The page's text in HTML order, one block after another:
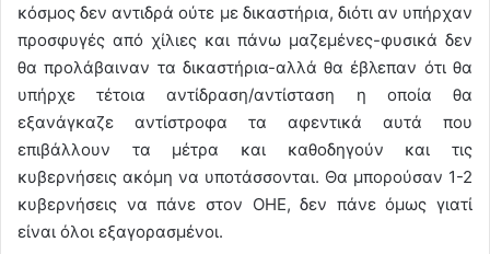
κόσμος δεν αντιδρά ούτε με δικαστήρια, διότι αν υπήρχαν
προσφυγές από χίλιες και πάνω μαζεμένες-φυσικά δεν
θα προλάβαιναν τα δικαστήρια-αλλά θα έβλεπαν ότι θα
υπήρχε τέτοια αντίδραση/αντίσταση η οποία θα
εξανάγκαζε αντίστροφα τα αφεντικά αυτά που
επιβάλλουν τα μέτρα και καθοδηγούν και τις
κυβερνήσεις ακόμη να υποτάσσονται. Θα μπορούσαν 1-2
κυβερνήσεις να πάνε στον ΟΗΕ, δεν πάνε όμως γιατί
είναι όλοι εξαγορασμένοι.